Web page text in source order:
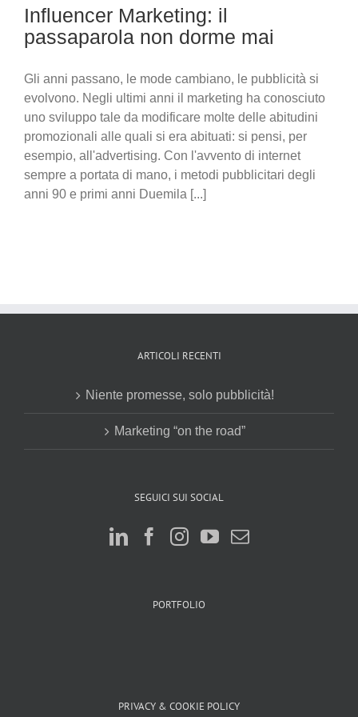
Influencer Marketing: il
passaparola non dorme mai
Gli anni passano, le mode cambiano, le pubblicità si
evolvono. Negli ultimi anni il marketing ha conosciuto
uno sviluppo tale da modificare molte delle abitudini
promozionali alle quali si era abituati: si pensi, per
esempio, all'advertising. Con l'avvento di internet
sempre a portata di mano, i metodi pubblicitari degli
anni 90 e primi anni Duemila [...]
ARTICOLI RECENTI
Niente promesse, solo pubblicità!
Marketing “on the road”
SEGUICI SUI SOCIAL
PORTFOLIO
PRIVACY & COOKIE POLICY